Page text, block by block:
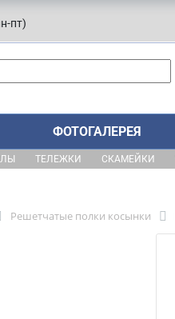
пт)
ФОТОГАЛЕРЕЯ
ТЕЛЕЖКИ СКАМЕЙКИ
Решетчатые полки косынки